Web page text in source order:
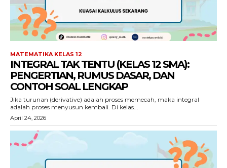
MATEMATIKA KELAS 12
INTEGRAL TAK TENTU (KELAS 12 SMA):
PENGERTIAN, RUMUS DASAR, DAN
CONTOH SOAL LENGKAP
Jika turunan (derivative) adalah proses memecah, maka integral
adalah proses menyusun kembali. Di kelas...
April 24, 2026